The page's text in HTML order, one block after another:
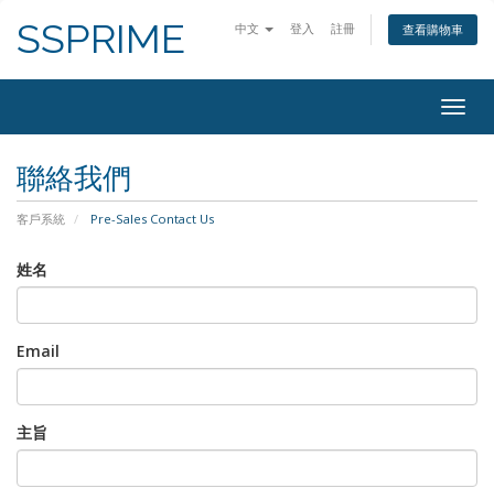
中文 登入 註冊 查看購物車
SSPRIME
聯絡我們
客戶系統 Pre-Sales Contact Us
姓名
Email
主旨